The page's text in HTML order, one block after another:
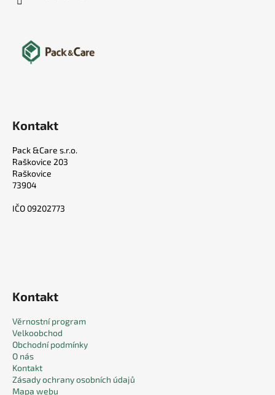
Kontakt
Pack &Care s.r.o.
Raškovice 203
Raškovice
73904
IČO 09202773
Kontakt
Věrnostní program
Velkoobchod
Obchodní podmínky
O nás
Kontakt
Zásady ochrany osobních údajů
Mapa webu